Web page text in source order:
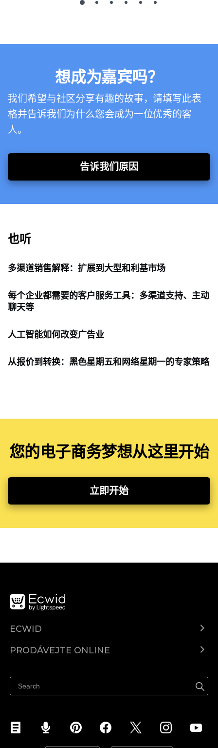
想成为嘉宾吗？
我们希望与社区分享有趣的故事，请填写此表
格并告诉我们为什么您会成为一位优秀的客
人。
告诉我们原因
也听
多渠道销售解释：扩展到大型和利基市场
每个企业都需要的客户服务工具：多渠道支持、主动
聊天等
人工智能如何改变广告业
从报价到转换：黑色星期五和网络星期一的专家策略
您的电子商务梦想从这里开始
立即开始
ECWID
Ceny
PRODÁVEJTE ONLINE
Prodávejte na Facebooku
Prodávejte na Instagramu